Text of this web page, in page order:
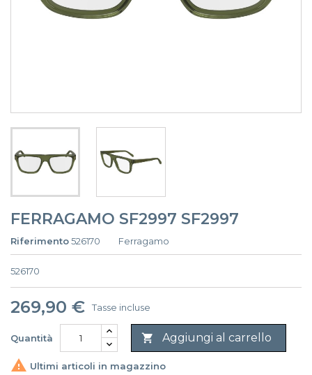
FERRAGAMO SF2997 SF2997
Riferimento526170 Ferragamo
526170
269,90 € Tasse incluse
Quantità  Aggiungi al carrello
 Ultimi articoli in magazzino